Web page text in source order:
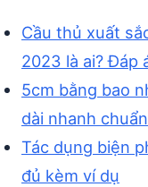
Cầu thủ xuất
2023 là ai? Đáp
5cm bằng bao
dài nhanh chuẩn
Tác dụng biện
đủ kèm ví dụ